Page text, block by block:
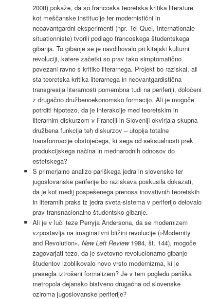
2008) pokaže, da so francoska teoretska kritika literature
kot meščanske institucije ter modernistični in
neoavantgardni eksperimenti (npr. Tel Quel, Internationale
situationniste) tvorili podlago francoskega študentskega
gibanja. To gibanje se je navdihovalo pri kitajski kulturni
revoluciji, katere začetki so prav tako simptomatično
povezani ravno s kritiko literarnega. Projekt bo raziskal, ali
sta teoretska kritika literarnega in neovantgardistična
transgresija literarnosti pomembna tudi na periferiji, določeni
z drugačno družbenoekonomsko formacijo. Ali je mogoče
potrditi hipotezo, da je interakcije med teoretskim in
literarnim diskurzom v Franciji in Sloveniji okvirjala skupna
družbena funkcija teh diskurzov – utopija totalne
transformacije obstoječega, ki sega od seksualnosti prek
produkcijskega načina in mednarodnih odnosov do
estetskega?
S primerjalno analizo pariškega jedra in slovenske ter
jugoslovanske periferije bo raziskava poskusila dokazati,
da je kot medij pospešenega prenosa inovativnih teoretskih
in literarnih praks iz jedra sveta-sistema v periferijo delovalo
prav transnacionalno študentsko gibanje.
Ali je v luči teze Perryja Andersona, da se modernizem
vzpostavlja na imaginativni bližini revolucije (»Modernity
and Revolution«, New Left Review 1984, št. 144), mogoče
zagovarjati tezo, da je svetovno revolucionarno gibanje
študentov izoblikovalo novo vrsto modernizma, ki je
presegla iztrošeni formalizem? Je v tem pogledu pariška
metropola dejansko bistveno drugačna od slovenske
oziroma jugoslovanske periferije?